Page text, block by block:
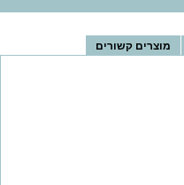
מוצרים קשורים